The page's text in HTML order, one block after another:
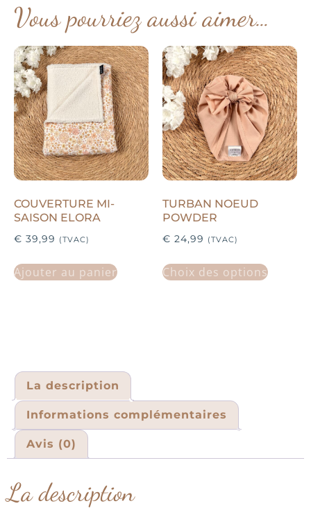
Vous pourriez aussi aimer…
COUVERTURE MI-
SAISON ELORA
€ 39,99 (TVAC)
Ajouter au panier
TURBAN NOEUD
POWDER
€ 24,99 (TVAC)
Choix des options
La description
Informations complémentaires
Avis (0)
La description